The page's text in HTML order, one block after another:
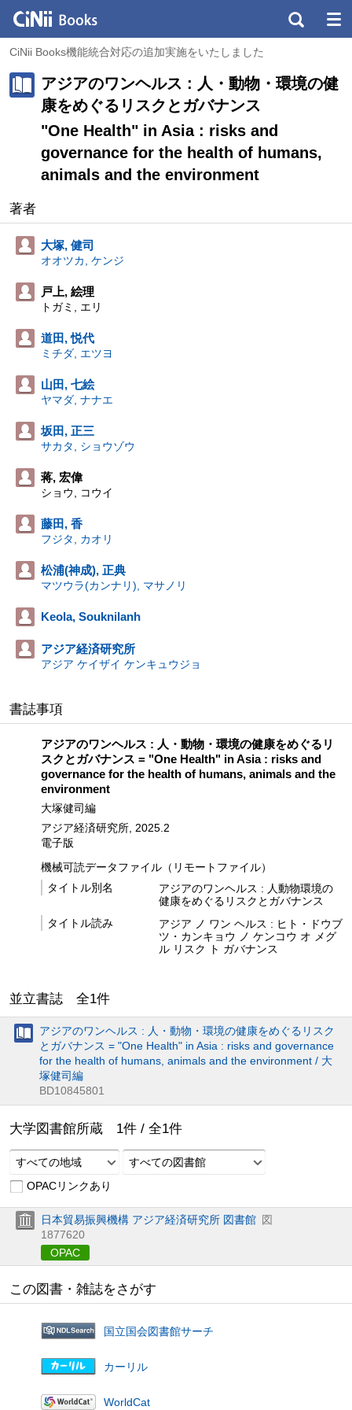
CiNii Books機能統合対応の追加実施をいたしました
アジアのワンヘルス : 人・動物・環境の健
康をめぐるリスクとガバナンス
"One Health" in Asia : risks and
governance for the health of humans,
animals and the environment
著者
大塚, 健司
オオツカ, ケンジ
戸上, 絵理
トガミ, エリ
道田, 悦代
ミチダ, エツヨ
山田, 七絵
ヤマダ, ナナエ
坂田, 正三
サカタ, ショウゾウ
蒋, 宏偉
ショウ, コウイ
藤田, 香
フジタ, カオリ
松浦(神成), 正典
マツウラ(カンナリ), マサノリ
Keola, Souknilanh
アジア経済研究所
アジア ケイザイ ケンキュウジョ
書誌事項
アジアのワンヘルス : 人・動物・環境の健康をめぐるリ
スクとガバナンス = "One Health" in Asia : risks and
governance for the health of humans, animals and the
environment
大塚健司編
アジア経済研究所, 2025.2
電子版
機械可読データファイル（リモートファイル）
タイトル別名
アジアのワンヘルス : 人動物環境の
健康をめぐるリスクとガバナンス
タイトル読み
アジア ノ ワン ヘルス : ヒト・ドウブ
ツ・カンキョウ ノ ケンコウ オ メグ
ル リスク ト ガバナンス
並立書誌 全1件
アジアのワンヘルス : 人・動物・環境の健康をめぐるリスク
とガバナンス = "One Health" in Asia : risks and governance
for the health of humans, animals and the environment / 大
塚健司編
BD10845801
大学図書館所蔵 1件 / 全1件
すべての地域
すべての図書館
OPACリンクあり
日本貿易振興機構 アジア経済研究所 図書館 図
1877620
OPAC
この図書・雑誌をさがす
国立国会図書館サーチ
カーリル
WorldCat